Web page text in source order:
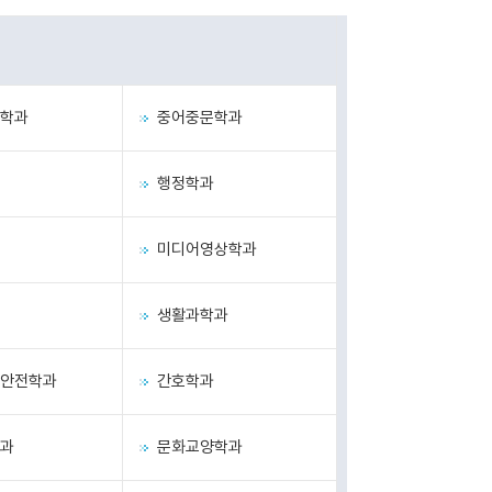
과 중어중문학과
행정학과
미디어영상학과
생활과학과
전학과 간호학과
문화교양학과